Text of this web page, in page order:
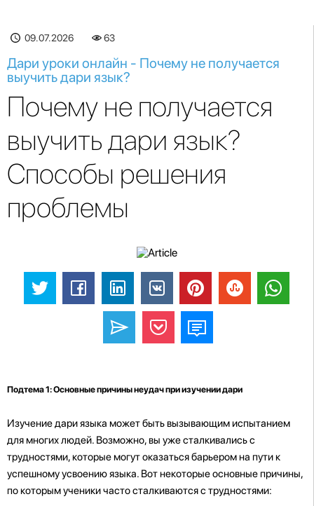
09.07.2026 63
Дари уроки онлайн - Почему не получается
выучить дари язык?
Почему не получается
выучить дари язык?
Способы решения
проблемы
Подтема 1: Основные причины неудач при изучении дари
Изучение дари языка может быть вызывающим испытанием
для многих людей. Возможно, вы уже сталкивались с
трудностями, которые могут оказаться барьером на пути к
успешному усвоению языка. Вот некоторые основные причины,
по которым ученики часто сталкиваются с трудностями: